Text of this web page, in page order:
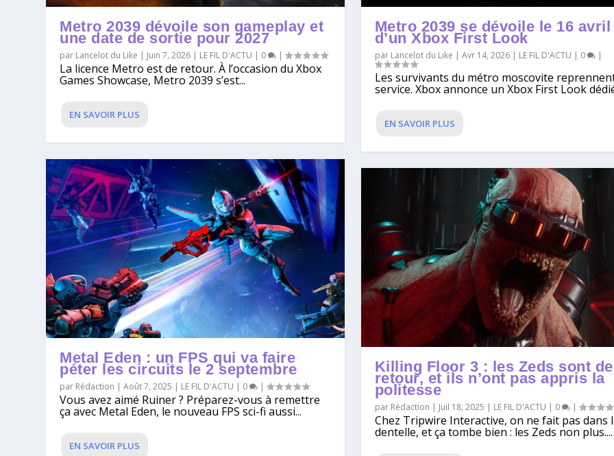
Metro 2039 dévoile son gameplay et
une date de sortie pour 2027
par Lancelot du Like | Juin 7, 2026 | LE FIL D'ACTU | 0 |
La licence Metro est de retour. À l’occasion du Xbox
Games Showcase, Metro 2039 s’est...
EN SAVOIR PLUS
Metal Eden : un FPS qui va faire
péter les circuits le 2 septembre
par Rédaction |Août 7, 2025 | LE FIL D'ACTU | 0 |
Vous avez aimé Ruiner ? Préparez-vous à remettre
ça avec Metal Eden, le nouveau FPS sci-fi aussi...
EN SAVOIR PLUS
Metro 2039 se dévoile le 16
d’un Xbox First Look
par Lancelot du Like | Avr 14, 2026| LE FIL D'ACTU | 0 |
Les survivants du métro moscovite
service. Xbox annonce un Xbox First Look
EN SAVOIR PLUS
Killing Floor 3 : les Zeds sont de
retour, et ils n’ont pas appris la
politesse
par Rédaction | Juil 18, 2025 | LE FIL D'ACTU | 0 |
Chez Tripwire Interactive, on ne fait pas dans
dentelle, et ça tombe bien : les Zeds non plus....